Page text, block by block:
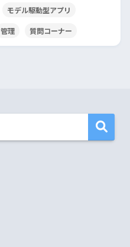
モデル駆動型アプリ
管理 質問コーナー